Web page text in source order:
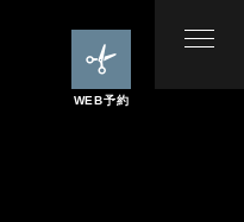
WEB予約